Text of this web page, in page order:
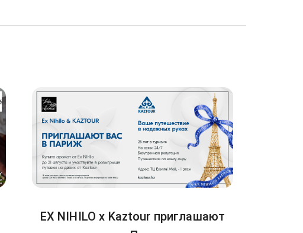
EX NIHILO x Kaztour приглашают